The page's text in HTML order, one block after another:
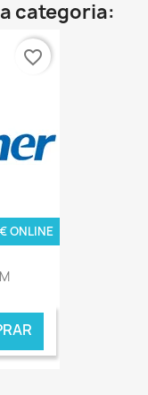
categoria:
€ ONLINE
favorite_border